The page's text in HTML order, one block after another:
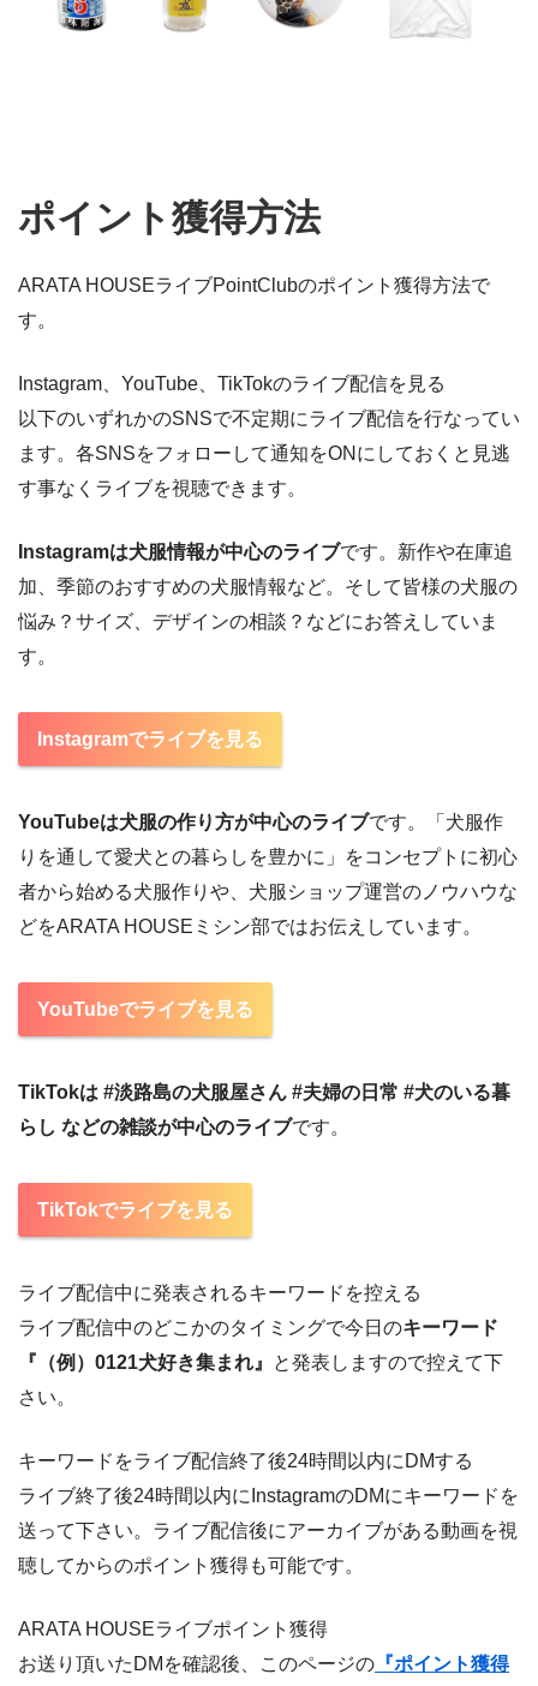
ポイント獲得方法
ARATA HOUSEライブPointClubのポイント獲得方法で
す。
Instagram、YouTube、TikTokのライブ配信を見る
以下のいずれかのSNSで不定期にライブ配信を行なってい
ます。各SNSをフォローして通知をONにしておくと見逃
す事なくライブを視聴できます。
Instagramは犬服情報が中心のライブです。新作や在庫追
加、季節のおすすめの犬服情報など。そして皆様の犬服の
悩み？サイズ、デザインの相談？などにお答えしていま
す。
Instagramでライブを見る
YouTubeは犬服の作り方が中心のライブです。「犬服作
りを通して愛犬との暮らしを豊かに」をコンセプトに初心
者から始める犬服作りや、犬服ショップ運営のノウハウな
どをARATA HOUSEミシン部ではお伝えしています。
YouTubeでライブを見る
TikTokは #淡路島の犬服屋さん #夫婦の日常 #犬のいる暮
らし などの雑談が中心のライブです。
TikTokでライブを見る
ライブ配信中に発表されるキーワードを控える
ライブ配信中のどこかのタイミングで今日のキーワード
『（例）0121犬好き集まれ』
と発表しますので控えて下
さい。
キーワードをライブ配信終了後24時間以内にDMする
ライブ終了後24時間以内にInstagramのDMにキーワードを
送って下さい。ライブ配信後にアーカイブがある動画を視
聴してからのポイント獲得も可能です。
ARATA HOUSEライブポイント獲得
お送り頂いたDMを確認後、このページの 『ポイント獲得